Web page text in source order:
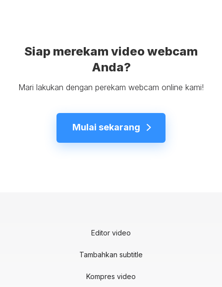
Siap merekam video webcam
Anda?
Mari lakukan dengan perekam webcam online kami!
Mulai sekarang
Editor video
Tambahkan subtitle
Kompres video